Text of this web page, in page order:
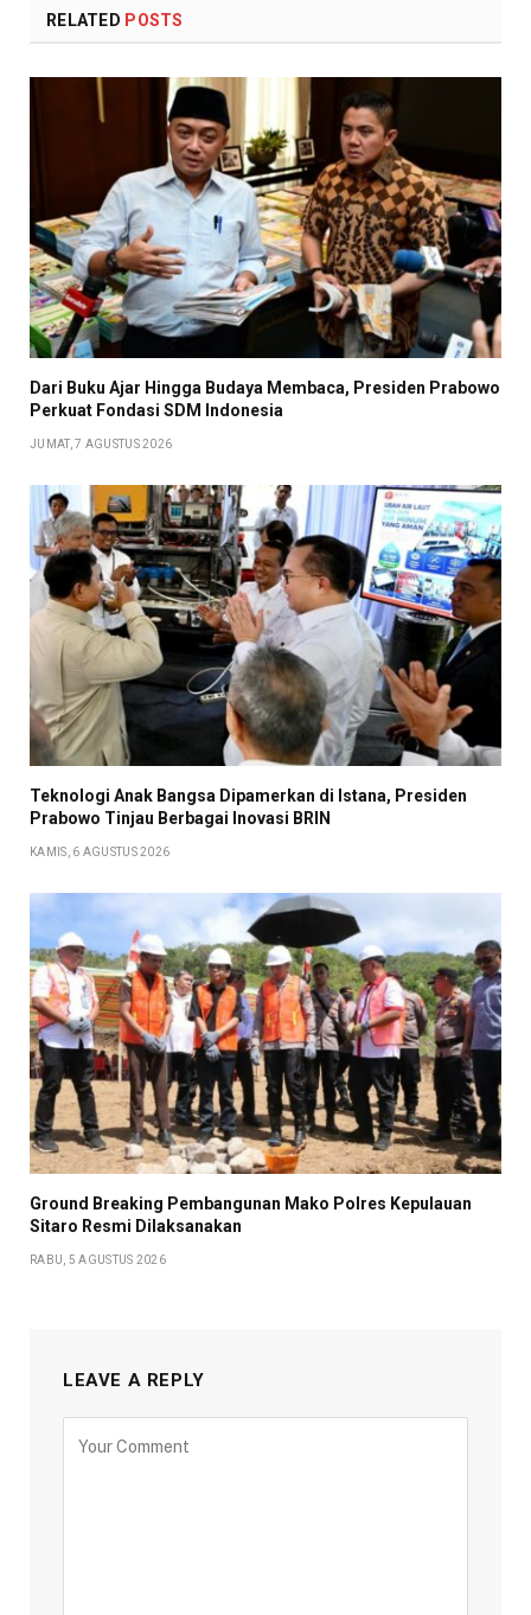
RELATED POSTS
Dari Buku Ajar Hingga Budaya Membaca, Presiden Prabowo
Perkuat Fondasi SDM Indonesia
JUMAT, 7 AGUSTUS 2026
Teknologi Anak Bangsa Dipamerkan di Istana, Presiden
Prabowo Tinjau Berbagai Inovasi BRIN
KAMIS, 6 AGUSTUS 2026
Ground Breaking Pembangunan Mako Polres Kepulauan
Sitaro Resmi Dilaksanakan
RABU, 5 AGUSTUS 2026
LEAVE A REPLY